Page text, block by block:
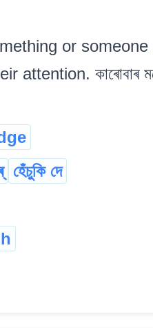
or
কাৰোবাৰ
হেঁচুকি দে